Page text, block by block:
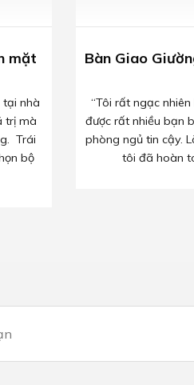
mặt
tại nhà
trị mà
Trái
bộ
Bàn Giao
“Tôi rất ngạc nhiên
được rất nhiều bạn
phòng ngủ tin cậy.
tôi đã hoàn